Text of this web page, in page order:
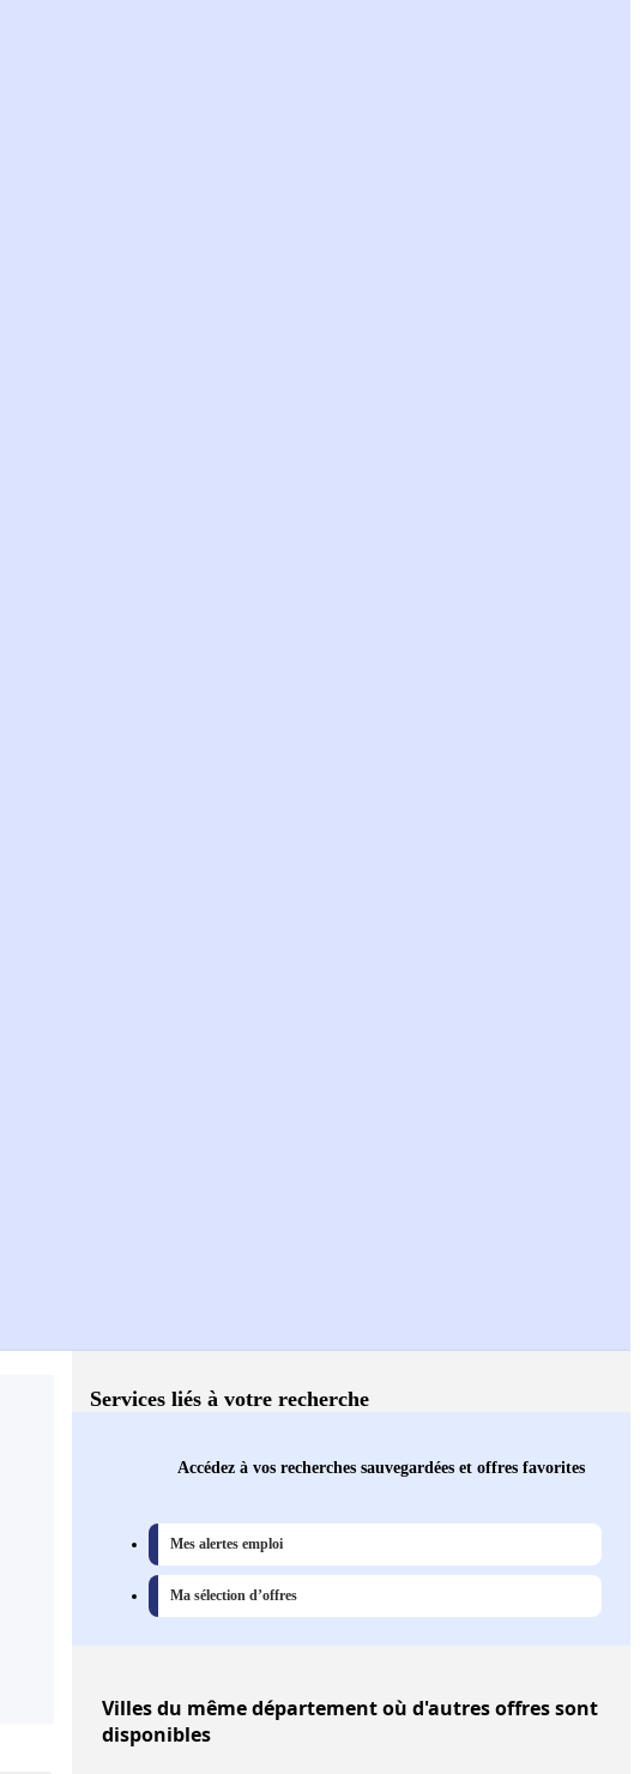
Services liés à votre recherche
Accédez à vos recherches sauvegardées et offres favorites
Mes alertes emploi
Ma sélection d’offres
Villesdu même département où d'autres offres sont
disponibles